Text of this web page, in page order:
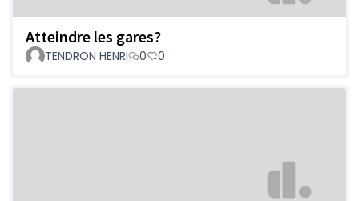
Atteindre les gares?
TENDRON HENRI 0 0